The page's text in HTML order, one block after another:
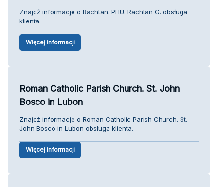
Znajdź informacje o Rachtan. PHU. Rachtan G. obsługa
klienta.
Więcej informacji
Roman Catholic Parish Church. St. John
Bosco in Lubon
Znajdź informacje o Roman Catholic Parish Church. St.
John Bosco in Lubon obsługa klienta.
Więcej informacji